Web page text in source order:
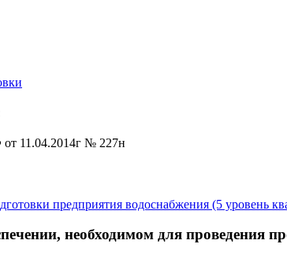
11.04.2014г № 227н
предприятия водоснабжения (5 уровень
необходимом для проведения